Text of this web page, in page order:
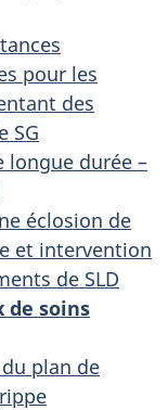
pour les
des
SG
longue durée –
éclosion de
et intervention
de SLD
de soins
plan de